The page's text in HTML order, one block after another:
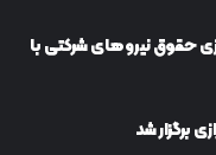
نیروهای شرکتی با
برگزار شد